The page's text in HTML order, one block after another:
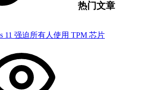
热门文章
11 强迫所有人使用 TPM 芯片